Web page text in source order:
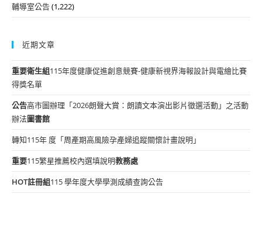
輔導室公告(1,222)
近期文章
重要衛生組115年度健康促進創意競賽-健康新視界海報設計與電繪比賽
得獎名單
公告高市圖辦理「2026朗聲大賞：朗讀文本演出影片徵選活動」之活動
辦法圖書館
轉知115年 度「周產期高風險孕產婦追蹤關懷計畫說明」
重要115繁星推薦校內選填說明教務處
HOT註冊組115 學年度大學學測成績查詢公告